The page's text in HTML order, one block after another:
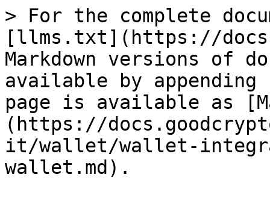
> For the complete
[llms.txt](https://
Markdown versions of
available by
page is available as
(https://
it/wallet/wallet-
wallet.md).